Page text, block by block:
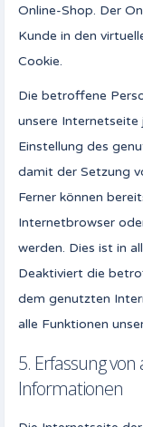
Online-Shop. Der
Kunde in den
Cookie.
Die betroffene
unsere
Einstellung des
damit der Setzung
Ferner können
Internetbrowser
werden. Dies ist in
Deaktiviert die
dem genutzten
alle Funktionen
5. Erfassung
Informationen